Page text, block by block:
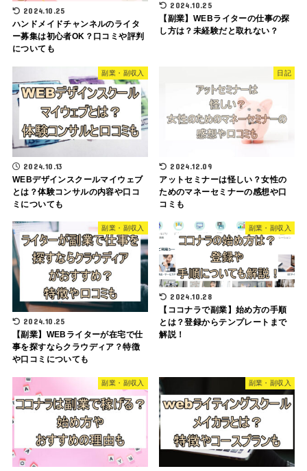
2024.10.25
ハンドメイドチャンネルのライタ
ー募集は初心者OK？口コミや評判
についても
2024.10.25
【副業】WEBライターの仕事の探
し方は？未経験だと取れない？
副業・副収入
2024.10.13
WEBデザインスクールマイウェブ
とは？体験コンサルの内容や口コ
ミについても
日記
2024.12.09
アットセミナーは怪しい？女性の
ためのマネーセミナーの感想や口
コミも
副業・副収入
2024.10.25
【副業】WEBライターが在宅で仕
事を探すならクラウディア？特徴
や口コミについても
副業・副収入
2024.10.28
【ココナラで副業】始め方の手順
とは？登録からテンプレートまで
解説！
副業・副収入 副業・副収入